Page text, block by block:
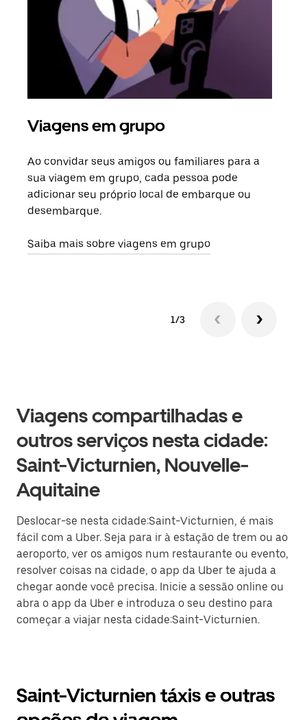
Viagens em grupo
Ao convidar seus amigos ou familiares para a
sua viagem em grupo, cada pessoa pode
adicionar seu próprio local de embarque ou
desembarque.
Saiba mais sobre viagens em grupo
1/3
Viagens compartilhadas e
outros serviços nesta cidade:
Saint-Victurnien, Nouvelle-
Aquitaine
Deslocar-se nesta cidade:Saint-Victurnien, é mais
fácil com a Uber. Seja para ir à estação de trem ou ao
aeroporto, ver os amigos num restaurante ou evento,
resolver coisas na cidade, o app da Uber te ajuda a
chegar aonde você precisa. Inicie a sessão online ou
abra o app da Uber e introduza o seu destino para
começar a viajar nesta cidade:Saint-Victurnien.
Saint-Victurnien táxis e outras